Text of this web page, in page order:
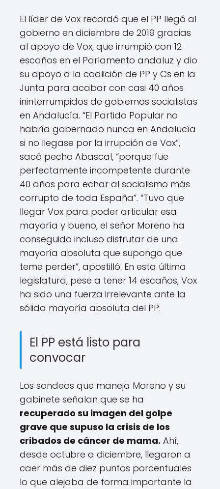
El líder de Vox recordó que el PP llegó al
gobierno en diciembre de 2019 gracias
al apoyo de Vox, que irrumpió con 12
escaños en el Parlamento andaluz y dio
su apoyo a la coalición de PP y Cs en la
Junta para acabar con casi 40 años
ininterrumpidos de gobiernos socialistas
en Andalucía. “El Partido Popular no
habría gobernado nunca en Andalucía
si no llegase por la irrupción de Vox”,
sacó pecho Abascal, “porque fue
perfectamente incompetente durante
40 años para echar al socialismo más
corrupto de toda España”. “Tuvo que
llegar Vox para poder articular esa
mayoría y bueno, el señor Moreno ha
conseguido incluso disfrutar de una
mayoría absoluta que supongo que
teme perder”, apostilló. En esta última
legislatura, pese a tener 14 escaños, Vox
ha sido una fuerza irrelevante ante la
sólida mayoría absoluta del PP.
El PP está listo para
convocar
Los sondeos que maneja Moreno y su
gabinete señalan que se ha
recuperado su imagen del golpe
grave que supuso la crisis de los
cribados de cáncer de mama. Ahí,
desde octubre a diciembre, llegaron a
caer más de diez puntos porcentuales
lo que alejaba de forma importante la